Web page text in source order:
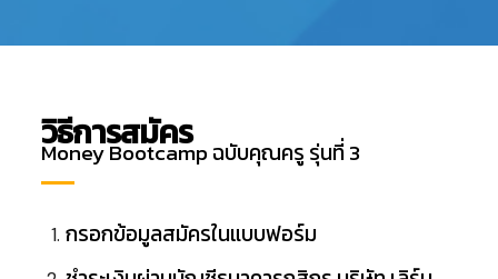
วิธีการสมัคร
Money Bootcamp ฉบับคุณครู รุ่นที่ 3
กรอกข้อมูลสมัครในแบบฟอร์ม